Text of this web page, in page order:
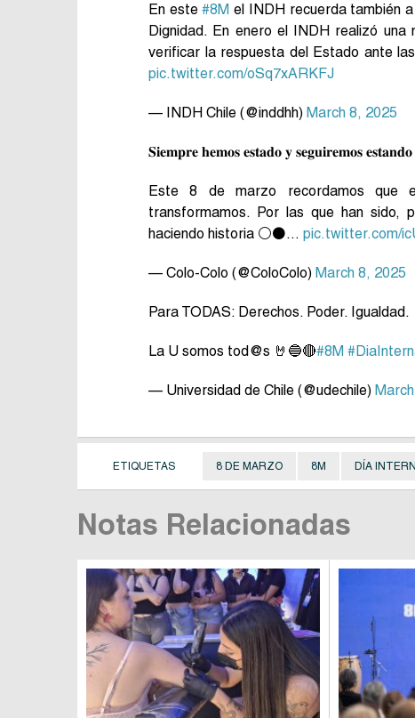
En este#8M el INDH recuerda también
Dignidad. En enero el INDH realizó una
verificar la respuesta del Estado ante
pic.twitter.com/oSq7xARKFJ
— INDH Chile (@inddhh) March 8, 2025
𝐒𝐢𝐞𝐦𝐩𝐫𝐞 𝐡𝐞𝐦𝐨𝐬 𝐞𝐬𝐭𝐚𝐝𝐨 𝐲 𝐬𝐞𝐠𝐮𝐢𝐫𝐞𝐦𝐨𝐬
Este 8 de marzo recordamos que
transformamos. Por las que han sido,
haciendo historia ⚪⚫… pic.twitter.com/
— Colo-Colo (@ColoColo) March 8, 2025
Para TODAS: Derechos. Poder. Igualdad.
La U somos tod@s 🤘🔵🔴#8M
— Universidad de Chile (@udechile)
ETIQUETAS 8 DE MARZO 8M DÍA
Notas Relacionadas